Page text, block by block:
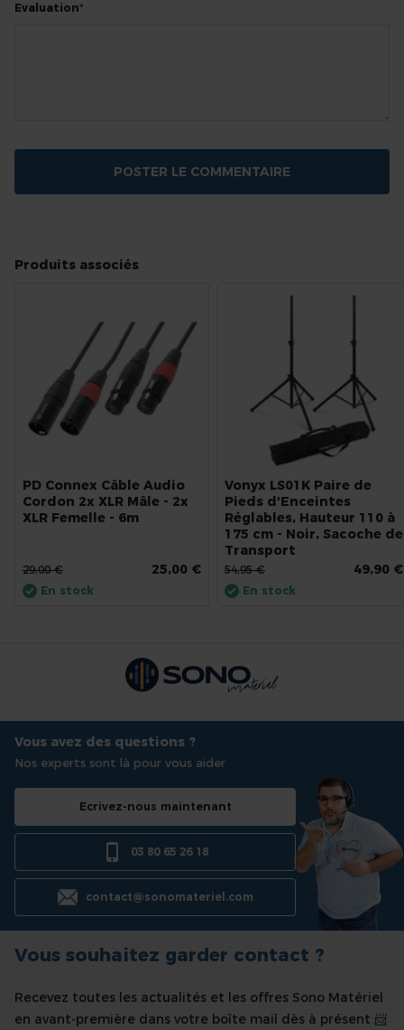
Evaluation
POSTER LE COMMENTAIRE
Produits associés
PD Connex Câble Audio
Cordon 2x XLR Mâle - 2x
XLR Femelle - 6m
25,00 €
29,00 €
En stock
Vonyx LS01K Paire de
Pieds d'Enceintes
Réglables, Hauteur 110 à
175 cm - Noir, Sacoche de
Transport
49,90 €
54,95 €
En stock
Vous avez des questions ?
Nos experts sont là pour vous aider
Ecrivez-nous maintenant
03 80 65 26 18
contact@sonomateriel.com
Vous souhaitez garder contact ?
Recevez toutes les actualités et les offres Sono Matériel
en avant-première dans votre boîte mail dès à présent 📨